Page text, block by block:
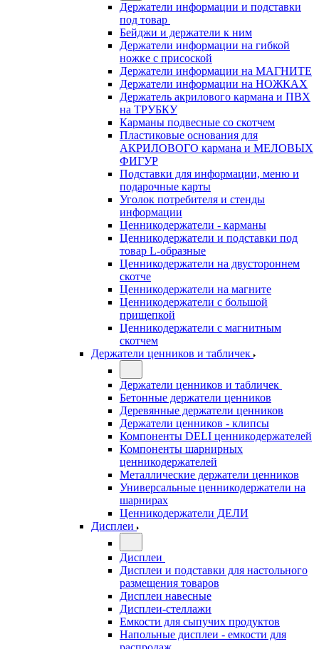
Держатели информации и подставки
под товар
Бейджи и держатели к ним
Держатели информации на гибкой
ножке с присоской
Держатели информации на МАГНИТЕ
Держатели информации на НОЖКАХ
Держатель акрилового кармана и ПВХ
на ТРУБКУ
Карманы подвесные со скотчем
Пластиковые основания для
АКРИЛОВОГО кармана и МЕЛОВЫХ
ФИГУР
Подставки для информации, меню и
подарочные карты
Уголок потребителя и стенды
информации
Ценникодержатели - карманы
Ценникодержатели и подставки под
товар L-образные
Ценникодержатели на двустороннем
скотче
Ценникодержатели на магните
Ценникодержатели с большой
прищепкой
Ценникодержатели с магнитным
скотчем
Держатели ценников и табличек
Держатели ценников и табличек
Бетонные держатели ценников
Деревянные держатели ценников
Держатели ценников - клипсы
Компоненты DELI ценникодержателей
Компоненты шарнирных
ценникодержателей
Металлические держатели ценников
Универсальные ценникодержатели на
шарнирах
Ценникодержатели ДЕЛИ
Дисплеи
Дисплеи
Дисплеи и подставки для настольного
размещения товаров
Дисплеи навесные
Дисплеи-стеллажи
Емкости для сыпучих продуктов
Напольные дисплеи - емкости для